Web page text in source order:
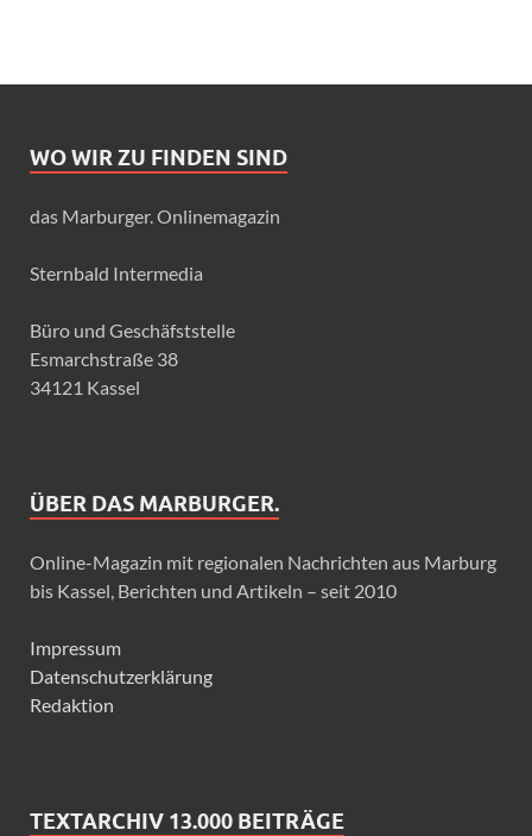
WO WIR ZU FINDEN SIND
das Marburger. Onlinemagazin
Sternbald Intermedia
Büro und Geschäfststelle
Esmarchstraße 38
34121 Kassel
ÜBER DAS MARBURGER.
Online-Magazin mit regionalen Nachrichten aus Marburg
bis Kassel, Berichten und Artikeln – seit 2010
Impressum
Datenschutzerklärung
Redaktion
TEXTARCHIV 13.000 BEITRÄGE